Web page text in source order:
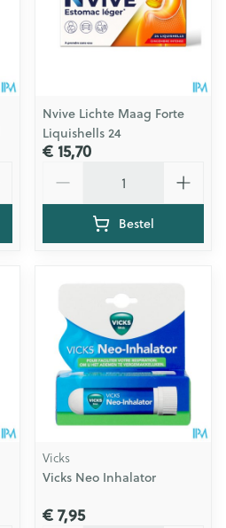
Nvive Lichte Maag Forte
Liquishells 24
€ 15,70
Bestel
Vicks
Vicks Neo Inhalator
€ 7,95